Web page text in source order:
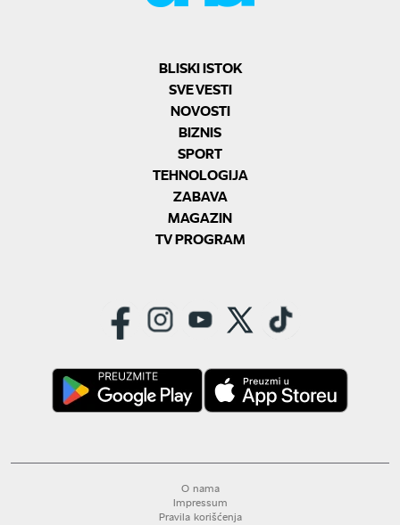
BLISKI ISTOK
SVE VESTI
NOVOSTI
BIZNIS
SPORT
TEHNOLOGIJA
ZABAVA
MAGAZIN
TV PROGRAM
O nama
Impressum
Pravila korišćenja